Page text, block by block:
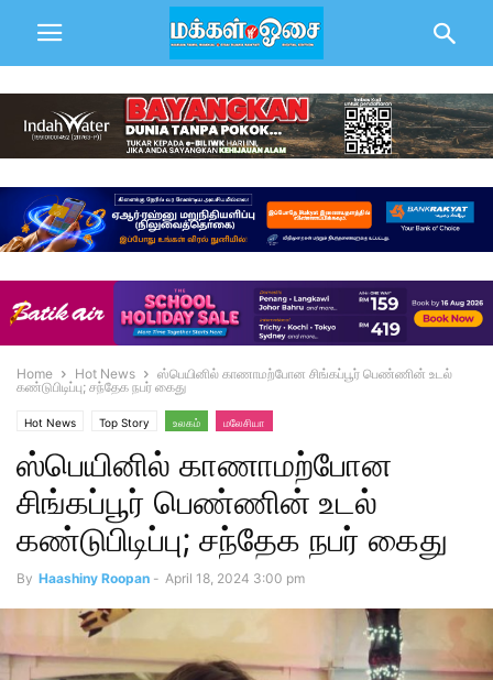
Home Hot News
ஸ்பெயினில் காணாமற்போன சிங்கப்பூர் பெண்ணின் உடல்
கண்டுபிடிப்பு; சந்தேக நபர் கைது
Hot News Top Story உலகம் மலேசியா
ஸ்பெயினில் காணாமற்போன
சிங்கப்பூர் பெண்ணின் உடல்
கண்டுபிடிப்பு; சந்தேக நபர் கைது
By Haashiny Roopan - April 18, 2024 3:00 pm